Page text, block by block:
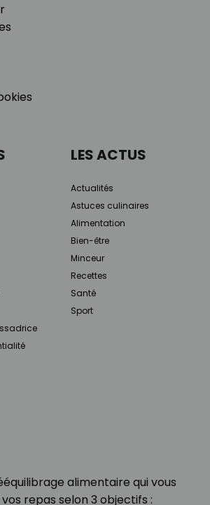
alimentaire qui vous
repas selon 3 objectifs :
LES ACTUS
Actualités
Astuces culinaires
Alimentation
Bien-être
Minceur
Recettes
Santé
Sport